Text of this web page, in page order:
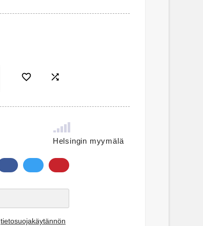
 
Helsingin myymälä
tietosuojakäytännön